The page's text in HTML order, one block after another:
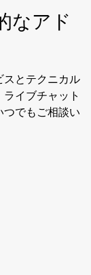
なアド
スとテクニカル
イブチャット
つでもご相談い